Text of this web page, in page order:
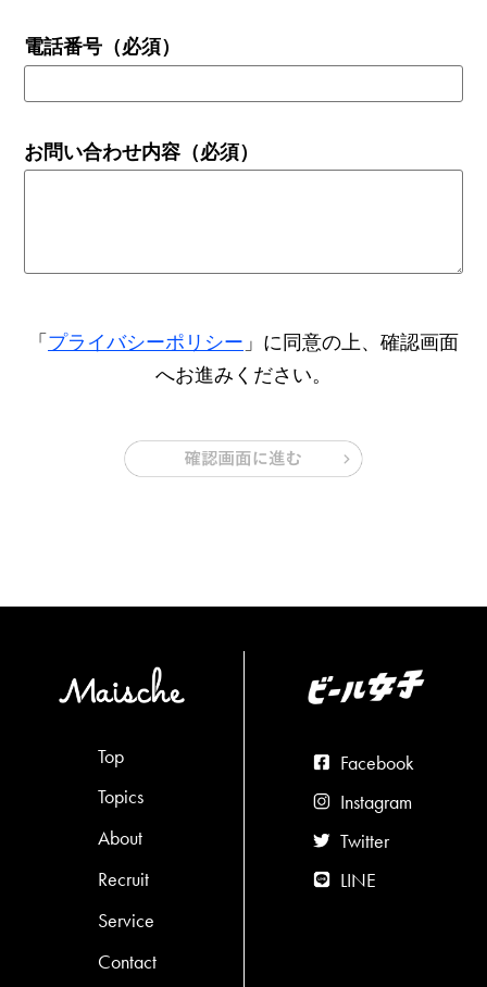
電話番号 （必須）
お問い合わせ内容 （必須）
「 プライバシーポリシー 」に同意の上、確認画面
へお進みください。
Top
Topics
About
Recruit
Service
Contact
Facebook
Instagram
Twitter
LINE